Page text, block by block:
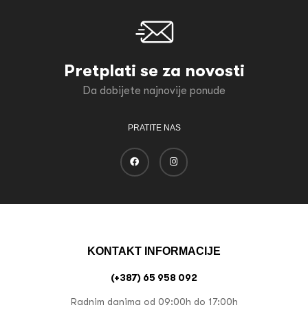
Pretplati se za novosti
Da dobijete najnovije ponude
PRATITE NAS
KONTAKT INFORMACIJE
(+387) 65 958 092
Radnim danima od 09:00h do 17:00h